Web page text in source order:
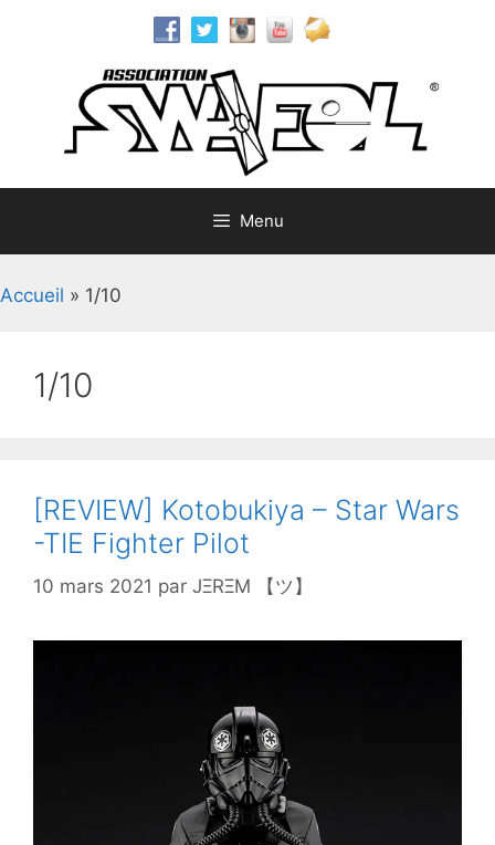
Menu
Accueil » 1/10
1/10
[REVIEW] Kotobukiya – Star Wars
-TIE Fighter Pilot
10 mars 2021 par JΞRΞM 【ツ】